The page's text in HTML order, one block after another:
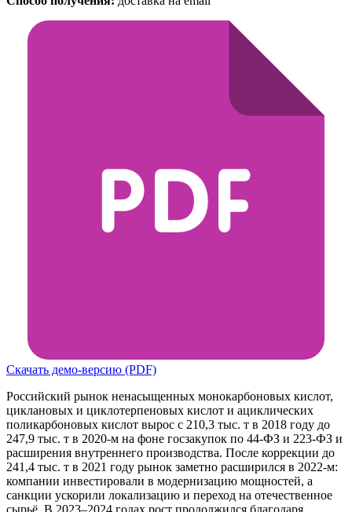
Скачать демо-версию (PDF)
Российский рынок ненасыщенных монокарбоновых кислот,
циклановых и циклотерпеновых кислот и ациклических
поликарбоновых кислот вырос с 210,3 тыс. т в 2018 году до
247,9 тыс. т в 2020-м на фоне госзакупок по 44-ФЗ и 223-ФЗ и
расширения внутреннего производства. После коррекции до
241,4 тыс. т в 2021 году рынок заметно расширился в 2022-м:
компании инвестировали в модернизацию мощностей, а
санкции ускорили локализацию и переход на отечественное
сырьё. В 2023–2024 годах рост продолжился благодаря